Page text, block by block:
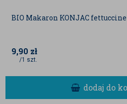
BIO Makaron KONJAC
9,90 zł
/1 szt.
dodaj do